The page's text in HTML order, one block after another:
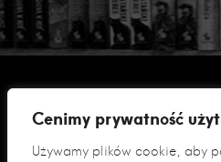
Cenimy prywatność
Używamy plików cookie, aby